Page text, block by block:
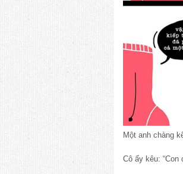
Một anh chàng
Cô ấy kêu: “Con